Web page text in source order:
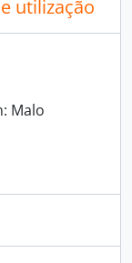
utilização
Malo